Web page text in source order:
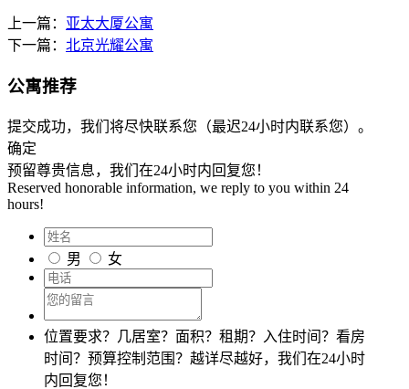
上一篇： 亚太大厦公寓
下一篇： 北京光耀公寓
公寓推荐
提交成功，我们将尽快联系您（最迟24小时内联系您）。
确定
预留尊贵信息，我们在24小时内回复您！
Reserved honorable information, we reply to you within 24
hours!
男 女
位置要求？几居室？面积？租期？入住时间？看房
时间？预算控制范围？越详尽越好，我们在24小时
内回复您！